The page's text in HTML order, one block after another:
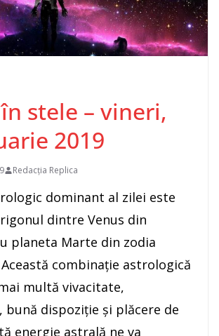
stele – vineri,
2019
Redacția Replica
dominant al zilei este
dintre Venus din
planeta Marte din zodia
combinaţie astrologică
multă vivacitate,
dispoziţie şi plăcere de
energie astrală ne va